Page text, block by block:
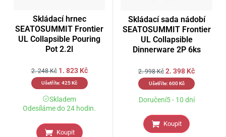
Skládací hrnec
SEATOSUMMIT Frontier
UL Collapsible Pouring
Pot 2.2l
2. 248Kč 1. 823 Kč
Ušetříte: 425Kč
Skladem
Odesíláme do 24 hodin.
Koupit
Skládací sada nádobí
SEATOSUMMIT Frontier
UL Collapsible
Dinnerware 2P 6ks
2. 998Kč 2. 398 Kč
Ušetříte: 600Kč
Doručení5 - 10 dní
Koupit